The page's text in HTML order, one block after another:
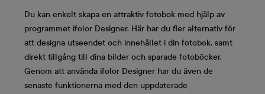
Du kan enkelt skapa en attraktiv fotobok med hjälp av
programmet ifolor Designer. Här har du fler alternativ för
att designa utseendet och innehållet i din fotobok, samt
direkt tillgång till dina bilder och sparade fotoböcker.
Genom att använda ifolor Designer har du även de
senaste funktionerna med den uppdaterade